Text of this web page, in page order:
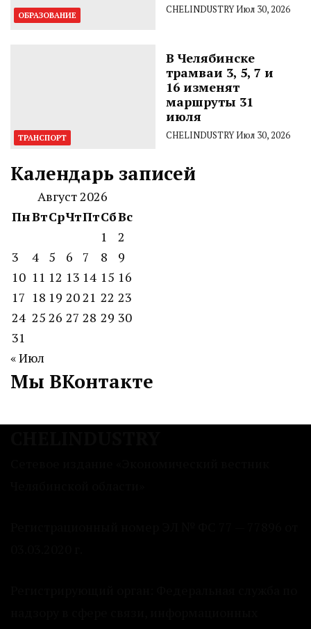
ОБРАЗОВАНИЕ CHELINDUSTRYИюл 30, 2026
ТРАНСПОРТ
В Челябинске
трамваи 3, 5, 7 и
16 изменят
маршруты 31
июля
CHELINDUSTRYИюл 30, 2026
Календарь записей
Август 2026
ПнВтСрЧтПтСбВс
1
2
3
4 5 6 7 8
9
10 11 12 13 14 15 16
17 18 19 2021 22 23
24 25 26 27 28 29 30
31
« Июл
Мы ВКонтакте